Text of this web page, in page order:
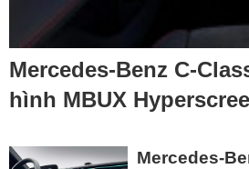
Mercedes-Benz C-
hình MBUX
Mercedes-